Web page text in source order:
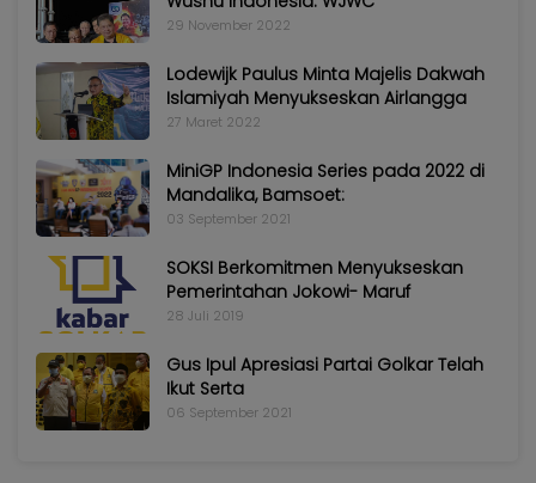
29 November 2022
Lodewijk Paulus Minta Majelis Dakwah
Islamiyah Menyukseskan Airlangga
27 Maret 2022
MiniGP Indonesia Series pada 2022 di
Mandalika, Bamsoet:
03 September 2021
SOKSI Berkomitmen Menyukseskan
Pemerintahan Jokowi- Maruf
28 Juli 2019
Gus Ipul Apresiasi Partai Golkar Telah
Ikut Serta
06 September 2021